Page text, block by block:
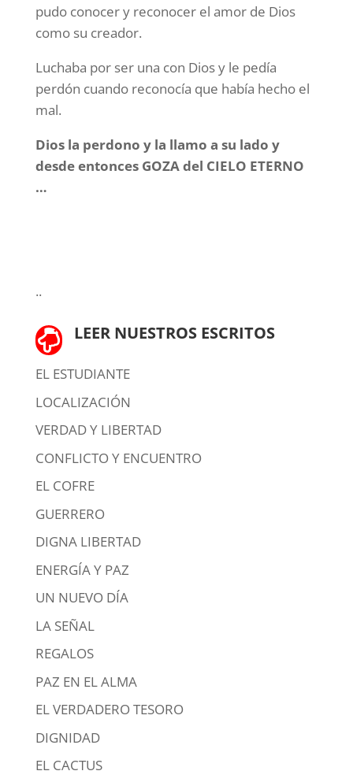
pudo conocer y reconocer el amor de Dios
como su creador.
Luchaba por ser una con Dios y le pedía
perdón cuando reconocía que había hecho el
mal.
Dios la perdono y la llamo a su lado y
desde entonces GOZA del CIELO ETERNO
…
..
 LEER NUESTROS ESCRITOS
EL ESTUDIANTE
LOCALIZACIÓN
VERDAD Y LIBERTAD
CONFLICTO Y ENCUENTRO
EL COFRE
GUERRERO
DIGNA LIBERTAD
ENERGÍA Y PAZ
UN NUEVO DÍA
LA SEÑAL
REGALOS
PAZ EN EL ALMA
EL VERDADERO TESORO
DIGNIDAD
EL CACTUS